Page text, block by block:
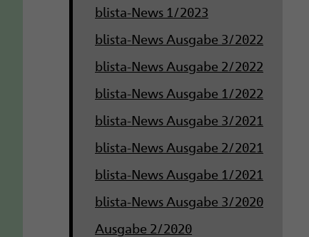
blista-News 1/2023
blista-News Ausgabe 3/2022
blista-News Ausgabe 2/2022
blista-News Ausgabe 1/2022
blista-News Ausgabe 3/2021
blista-News Ausgabe 2/2021
blista-News Ausgabe 1/2021
blista-News Ausgabe 3/2020
Ausgabe 2/2020